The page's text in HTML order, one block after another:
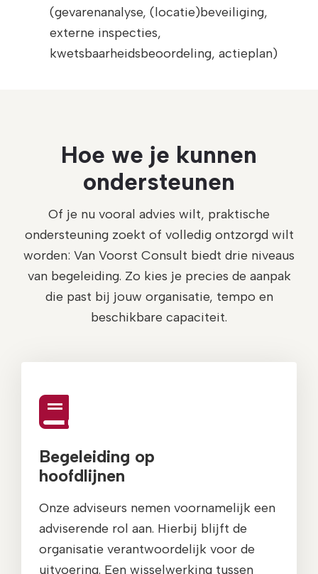
(gevarenanalyse, (locatie)beveiliging,
externe inspecties,
kwetsbaarheidsbeoordeling, actieplan)
Hoe we je kunnen
ondersteunen
Of je nu vooral advies wilt, praktische
ondersteuning zoekt of volledig ontzorgd wilt
worden: Van Voorst Consult biedt drie niveaus
van begeleiding. Zo kies je precies de aanpak
die past bij jouw organisatie, tempo en
beschikbare capaciteit.
Begeleiding op
hoofdlijnen
Onze adviseurs nemen voornamelijk een
adviserende rol aan. Hierbij blijft de
organisatie verantwoordelijk voor de
uitvoering. Een wisselwerking tussen